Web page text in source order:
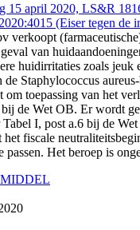
15 april 2020, LS&R
(Eiser tegen de
verkoopt
van
huidirritaties zoals
Staphylococcus
om toepassing van het
de Wet OB. Er wordt
I, post a.6 bij de
fiscale
passen. Het beroep is